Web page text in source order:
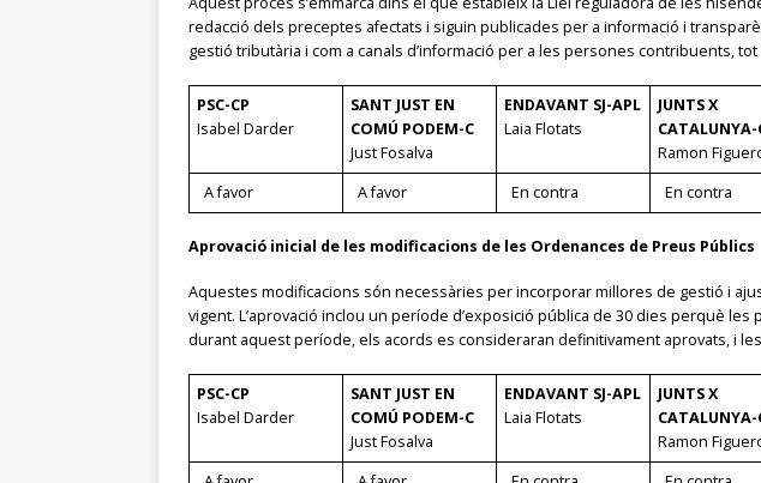
redacció dels preceptes afectats i siguin publicades per a informació i
gestió tributària i com a canals d’informació per a les persones contribuents,
PSC-CP
Isabel Darder
SANT JUST EN
COMÚ PODEM-C
Just Fosalva
ENDAVANT SJ-APL
Laia Flotats
JUNTS X
CATALUNYA-
Ramon
A favor A favor En contra En contra
Aprovació inicial de les modificacions de les Ordenances de Preus Públics
Aquestes modificacions són necessàries per incorporar millores de gestió i
vigent. L’aprovació inclou un període d’exposició pública de 30 dies perquè
durant aquest període, els acords es consideraran definitivament aprovats, i
PSC-CP
Isabel Darder
SANT JUST EN
COMÚ PODEM-C
Just Fosalva
ENDAVANT SJ-APL
Laia Flotats
JUNTS X
CATALUNYA-
Ramon